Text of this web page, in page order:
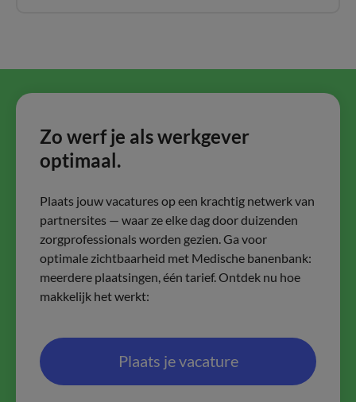
Zo werf je als werkgever
optimaal.
Plaats jouw vacatures op een krachtig netwerk van
partnersites — waar ze elke dag door duizenden
zorgprofessionals worden gezien. Ga voor
optimale zichtbaarheid met Medische banenbank:
meerdere plaatsingen, één tarief. Ontdek nu hoe
makkelijk het werkt:
Plaats je vacature